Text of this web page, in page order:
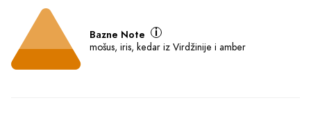
Bazne Note
mošus, iris, kedar iz Virdžinije i amber